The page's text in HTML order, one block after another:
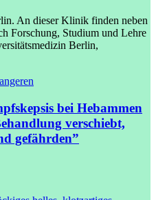
An dieser Klinik finden neben
Forschung, Studium und Lehre
Berlin,
bei Hebammen
verschiebt,
gefährden”